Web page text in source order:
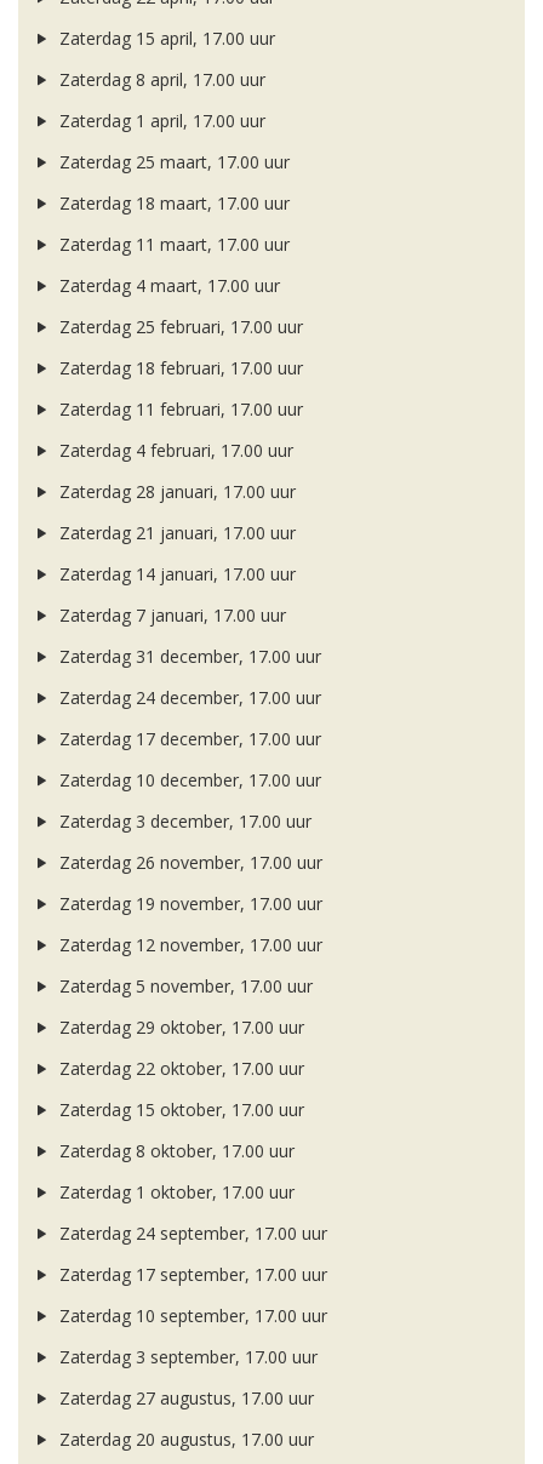
Zaterdag 15 april, 17.00 uur
Zaterdag 8 april, 17.00 uur
Zaterdag 1 april, 17.00 uur
Zaterdag 25 maart, 17.00 uur
Zaterdag 18 maart, 17.00 uur
Zaterdag 11 maart, 17.00 uur
Zaterdag 4 maart, 17.00 uur
Zaterdag 25 februari, 17.00 uur
Zaterdag 18 februari, 17.00 uur
Zaterdag 11 februari, 17.00 uur
Zaterdag 4 februari, 17.00 uur
Zaterdag 28 januari, 17.00 uur
Zaterdag 21 januari, 17.00 uur
Zaterdag 14 januari, 17.00 uur
Zaterdag 7 januari, 17.00 uur
Zaterdag 31 december, 17.00 uur
Zaterdag 24 december, 17.00 uur
Zaterdag 17 december, 17.00 uur
Zaterdag 10 december, 17.00 uur
Zaterdag 3 december, 17.00 uur
Zaterdag 26 november, 17.00 uur
Zaterdag 19 november, 17.00 uur
Zaterdag 12 november, 17.00 uur
Zaterdag 5 november, 17.00 uur
Zaterdag 29 oktober, 17.00 uur
Zaterdag 22 oktober, 17.00 uur
Zaterdag 15 oktober, 17.00 uur
Zaterdag 8 oktober, 17.00 uur
Zaterdag 1 oktober, 17.00 uur
Zaterdag 24 september, 17.00 uur
Zaterdag 17 september, 17.00 uur
Zaterdag 10 september, 17.00 uur
Zaterdag 3 september, 17.00 uur
Zaterdag 27 augustus, 17.00 uur
Zaterdag 20 augustus, 17.00 uur